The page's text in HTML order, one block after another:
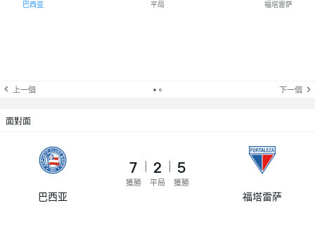
巴西亚 平局 福塔雷萨
上一個 下一個
面對面
巴西亚
7
獲勝
2
平局
5
獲勝
福塔雷萨